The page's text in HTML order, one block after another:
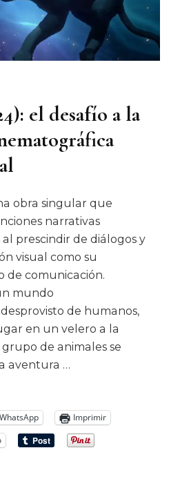
el desafío a la
obra singular que
narrativas
prescindir de diálogos y
visual como su
de comunicación.
mundo
de humanos,
en un velero a la
de animales se
aventura …
WhatsApp
Imprimir